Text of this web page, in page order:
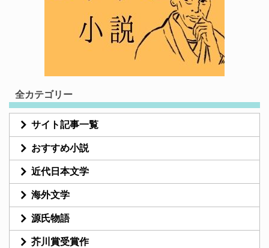
全カテゴリー
サイト記事一覧
おすすめ小説
近代日本文学
海外文学
源氏物語
芥川賞受賞作